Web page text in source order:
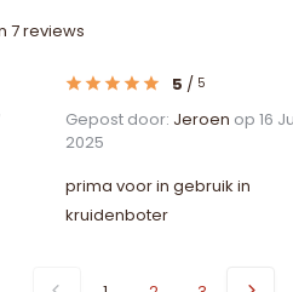
7 reviews
5 / 5
Gepost door: Jeroen op 16
2025
prima voor in gebruik in
kruidenboter